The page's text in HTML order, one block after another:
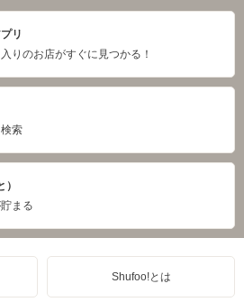
リ
りのお店がすぐに見つかる！
索
まる
Shufoo!とは